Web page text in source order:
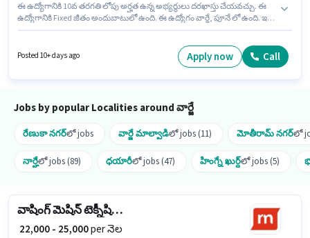
ఈ ఉద్యోగానికి 10వ తరగతి లోపు అర్హత ఉన్న అభ్యర్థులు దరఖాస్తు చేయవచ్చు. ఈ
ఉద్యోగానికి Fixed జీతం అందుబాటులో ఉంది. ఈ ఉద్యోగం వార్జే, పూనే లో ఉంది. ఇది
ఉద్యోగానికి క్రియాశీలకంగా నియామకం జరుగుతోంది. ఈ ఉద్యోగం 0 - 6 ఏళ్లు
సంవత్సరాల అనుభవం ఉన్న వారికి కోసం అనుకూలంగా ఉంటుంది. మీరు నెలకు
Posted 10+ days ago Apply now Call
Jobs by popular Localities around వార్జే
రేణుకా నగర్లో jobs వార్జే మాల్వాడిలో jobs (11) మోతీరామ్ నగర్లో
నార్హేలో jobs (89) ధయారీలో jobs (47) హింగ్నే ఖుర్ద్లో jobs (5)
వాషింగ్ మెషిన్ టెక్నీషియన్
₹ 22,000 - 25,000per నెల